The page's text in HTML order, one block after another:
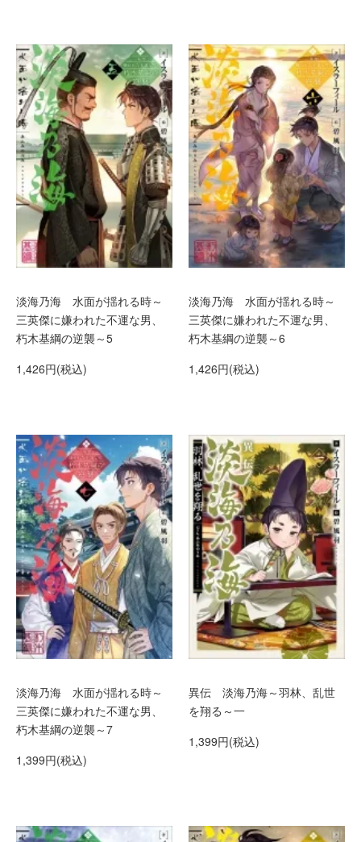
淡海乃海 水面が揺れる時～
三英傑に嫌われた不運な男、
朽木基綱の逆襲～5
1,426円(税込)
淡海乃海 水面が揺れる時～
三英傑に嫌われた不運な男、
朽木基綱の逆襲～6
1,426円(税込)
淡海乃海 水面が揺れる時～
三英傑に嫌われた不運な男、
朽木基綱の逆襲～7
1,399円(税込)
異伝 淡海乃海～羽林、乱世
を翔る～一
1,399円(税込)